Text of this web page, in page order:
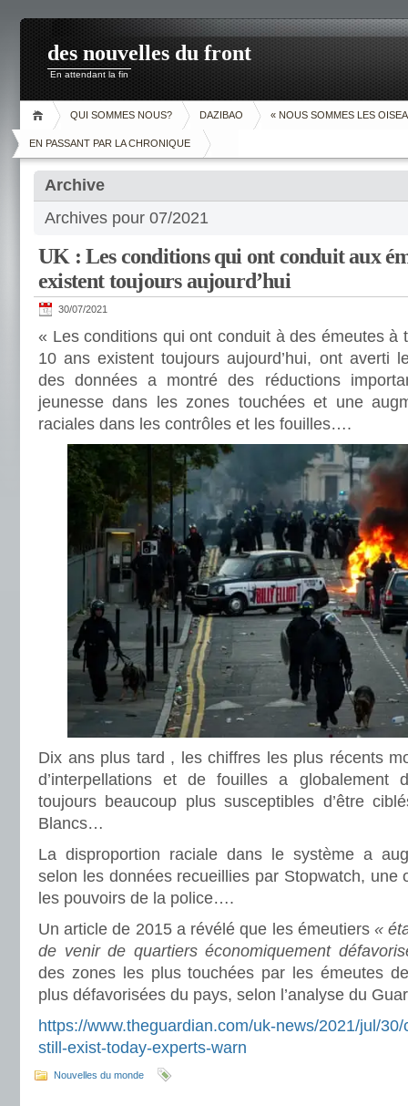
des nouvelles du front
En attendant la fin
QUI SOMMES NOUS? DAZIBAO « NOUS SOMMES LES
EN PASSANT PAR LA CHRONIQUE
Archive
Archives pour 07/2021
UK : Les conditions qui ont conduit aux
existent toujours aujourd’hui
30/07/2021
« Les conditions qui ont conduit à des émeutes à
10 ans existent toujours aujourd’hui, ont averti
des données a montré des réductions
jeunesse dans les zones touchées et une
raciales dans les contrôles et les fouilles….
Dix ans plus tard , les chiffres les plus récents
d’interpellations et de fouilles a globalement
toujours beaucoup plus susceptibles d’être
Blancs…
La disproportion raciale dans le système a
selon les données recueillies par Stopwatch, une
les pouvoirs de la police….
Un article de 2015 a révélé que les émeutiers«
de venir de quartiers économiquement
des zones les plus touchées par les émeutes
plus défavorisées du pays, selon l’analyse du
https://www.theguardian.com/uk-news/2021/jul/
still-exist-today-experts-warn
Nouvelles du monde